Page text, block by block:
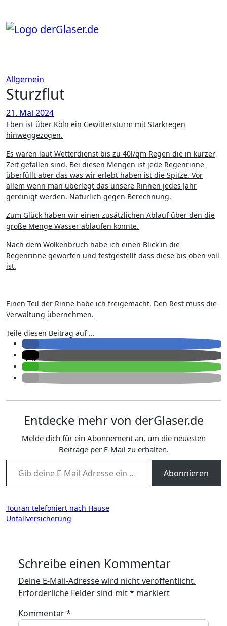
springen
Allgemein
Sturzflut
21. Mai 2024
Eben ist über Köln ein Gewittersturm mit Starkregen
hinweggezogen.
Es waren laut Wetterdienst bis zu 40l/qm Regen die in kurzer
Zeit gefallen sind. Bei diesen Mengen ist jede Regenrinne
überfüllt aber das was wir erlebt haben ist die Spitze. Vor
allem wenn man überlegt das unsere Rinnen jedes Jahr
gereinigt werden. Natürlich gegen Berechnung.
Zum Glück haben wir einen zusätzlichen Ablauf über den die
große Menge Wasser ablaufen konnte.
Nach dem Wolkenbruch habe ich einen Blick in die
Regenrinne geworfen und festgestellt dass diese bis oben voll
ist.
Einen Teil der Rinne habe ich freigemacht. Den Rest muss die
Verwaltung übernehmen.
Teile diesen Beitrag auf ...
Entdecke mehr von derGlaser.de
Melde dich für ein Abonnement an, um die neuesten
Beiträge per E-Mail zu erhalten.
Gib deine E-Mail-Adresse ein ...
Abonnieren
Beitragsnavigation
Touran telefoniert nach Hause
Unfallversicherung
Schreibe einen Kommentar
Deine E-Mail-Adresse wird nicht veröffentlicht.
Erforderliche Felder sind mit* markiert
Kommentar*